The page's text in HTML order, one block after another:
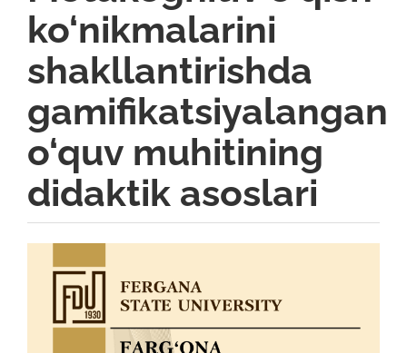
ko‘nikmalarini
shakllantirishda
gamifikatsiyalangan
o‘quv muhitining
didaktik asoslari
Article
Sidebar